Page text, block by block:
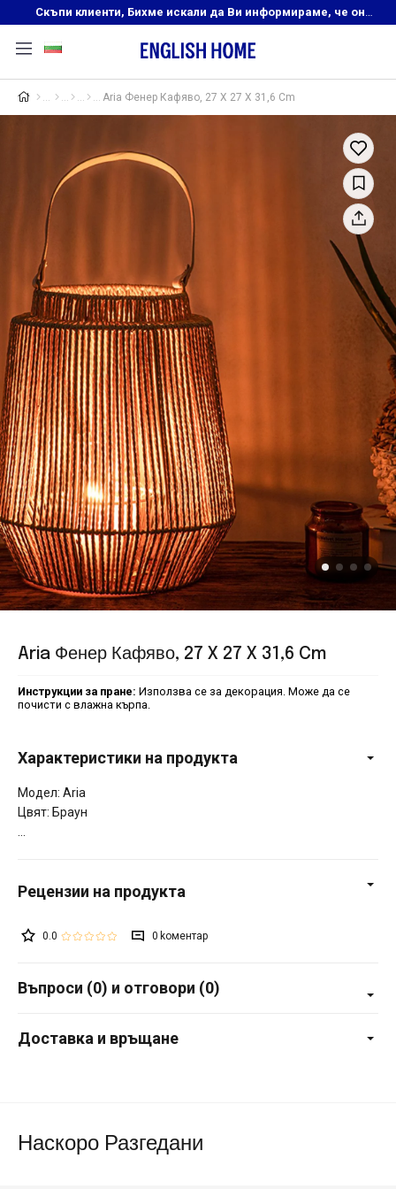
Скъпи клиенти, Бихме искали да Ви информираме, че онлайн магазинът на English Home преустановява своята дейност. Прекрасният ни и усмихнат екип ,Ви очаква в нашите физически магазини, където ще откриете любимите си продукти! Благодарим Ви, че сте част от семейството на Еnglish Home!
Aria Фенер Кафяво, 27 X 27 X 31,6 Cm
Aria Фенер Кафяво, 27 X 27 X 31,6 Cm
Инструкции за пране: Използва се за декорация. Може да се
почисти с влажна кърпа.
Характеристики на продукта
Модел: Aria
Цвят: Браун
0.0 0
Въпроси (0) и отговори (0)
Доставка и връщане
Наскоро Разгедани